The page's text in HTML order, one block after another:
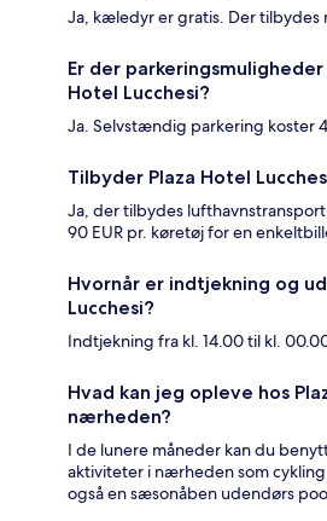
Ja, kæledyr er gratis. Der tilbydes
Er der
Hotel Lucchesi?
Ja. Selvstændig parkering koster
Tilbyder Plaza Hotel
Ja, der tilbydes
90 EUR pr. køretøj for en
Hvornår er indtjekning og
Lucchesi?
Indtjekning fra kl. 14.00 til kl.
Hvad kan jeg opleve hos
nærheden?
I de lunere måneder kan du
aktiviteter i nærheden som
også en sæsonåben udendørs